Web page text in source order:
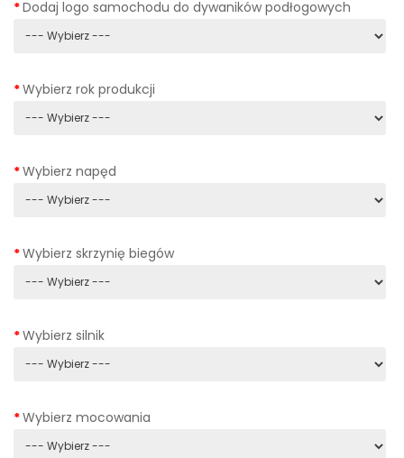
Dodaj logo samochodu do dywaników podłogowych
Wybierz rok produkcji
Wybierz napęd
Wybierz skrzynię biegów
Wybierz silnik
Wybierz mocowania